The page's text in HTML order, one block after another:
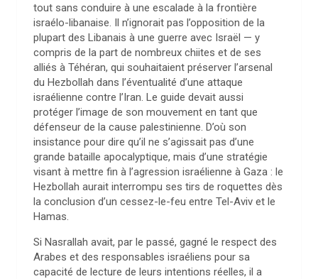
tout sans conduire à une escalade à la frontière
israélo-libanaise. Il n’ignorait pas l’opposition de la
plupart des Libanais à une guerre avec Israël — y
compris de la part de nombreux chiites et de ses
alliés à Téhéran, qui souhaitaient préserver l’arsenal
du Hezbollah dans l’éventualité d’une attaque
israélienne contre l’Iran. Le guide devait aussi
protéger l’image de son mouvement en tant que
défenseur de la cause palestinienne. D’où son
insistance pour dire qu’il ne s’agissait pas d’une
grande bataille apocalyptique, mais d’une stratégie
visant à mettre fin à l’agression israélienne à Gaza : le
Hezbollah aurait interrompu ses tirs de roquettes dès
la conclusion d’un cessez-le-feu entre Tel-Aviv et le
Hamas.
Si Nasrallah avait, par le passé, gagné le respect des
Arabes et des responsables israéliens pour sa
capacité de lecture de leurs intentions réelles, il a